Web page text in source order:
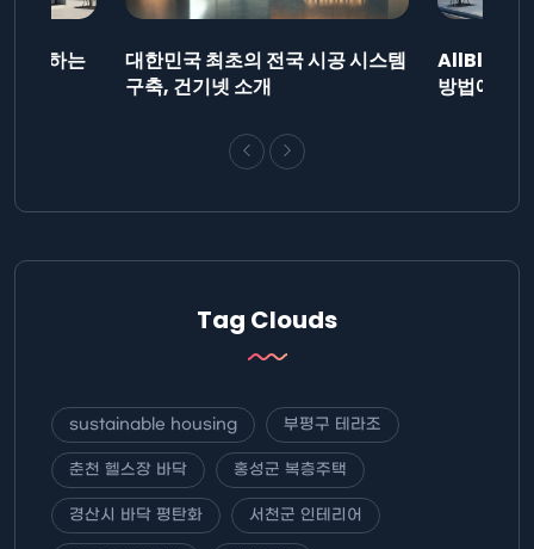
제출하는
대한민국 최초의 전국 시공 시스템
구축, 건기넷 소개
AllBlog에
방법에 대
Tag Clouds
sustainable housing 부평구 테라조
춘천 헬스장 바닥 홍성군 복층주택
경산시 바닥 평탄화 서천군 인테리어